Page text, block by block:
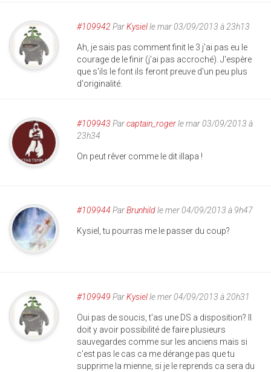
#109942 ParKysielle mar 03/09/2013 à 23h13
Ah, je sais pas comment finit le 3 j'ai pas eu le
courage de le finir (j'ai pas accroché). J'espère
que s'ils le font ils feront preuve d'un peu plus
d'originalité.
#109943 Parcaptain_rogerle mar 03/09/2013 à
23h34
On peut rêver comme le dit illapa !
#109944 ParBrunhildle mer 04/09/2013 à 9h47
Kysiel, tu pourras me le passer du coup?
#109949 ParKysielle mer 04/09/2013 à 20h31
Oui pas de soucis, t'as une DS a disposition? Il
doit y avoir possibilité de faire plusieurs
sauvegardes comme sur les anciens mais si
c'est pas le cas ca me dérange pas que tu
supprime la mienne, si je le reprends ca sera du